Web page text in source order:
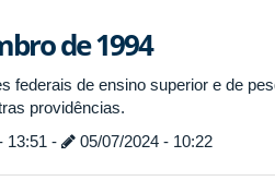
de 1994
federais de ensino superior e de
providências.
13:51 - 05/07/2024 - 10:22